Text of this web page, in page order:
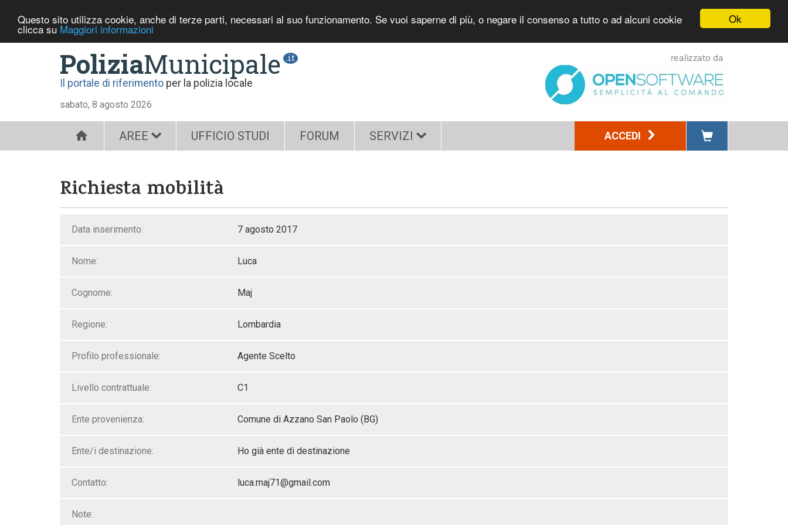
Ok
Questo sito utilizza cookie, anche di terze parti, necessari al suo funzionamento. Se vuoi saperne di più, o negare il consenso a tutto o ad alcuni cookie
clicca su Maggiori informazioni
PoliziaMunicipale .it
Il portale di riferimento per la polizia locale
sabato, 8 agosto 2026
AREE UFFICIO STUDI FORUM SERVIZI ACCEDI
Richiesta mobilità
Data inserimento: 7 agosto 2017
Nome: Luca
Cognome: Maj
Regione: Lombardia
Profilo professionale: Agente Scelto
Livello contrattuale: C1
Ente provenienza: Comune di Azzano San Paolo (BG)
Ente/i destinazione: Ho già ente di destinazione
Contatto: luca.maj71@gmail.com
Note: